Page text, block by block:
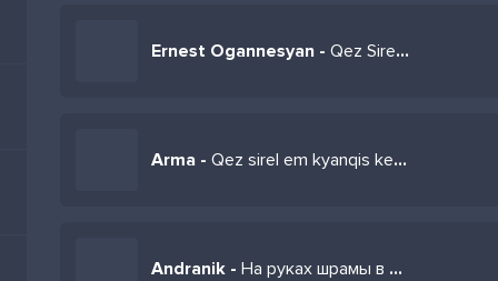
Ernest Ogannesyan - Qez Sirel Em Kyanqis Kese
Arma - Qez sirel em kyanqis kesy (Cover by Neuroclub Arm)
Andranik - На руках шрамы в душе морозы